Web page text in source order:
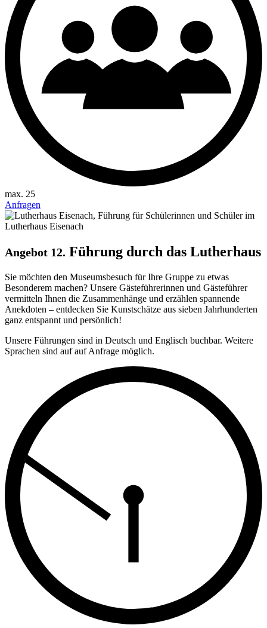
max. 25
Anfragen
Angebot 12. Führung durch das Lutherhaus
Sie möchten den Museumsbesuch für Ihre Gruppe zu etwas
Besonderem machen? Unsere Gästeführerinnen und Gästeführer
vermitteln Ihnen die Zusammenhänge und erzählen spannende
Anekdoten – entdecken Sie Kunstschätze aus sieben Jahrhunderten
ganz entspannt und persönlich!
Unsere Führungen sind in Deutsch und Englisch buchbar. Weitere
Sprachen sind auf auf Anfrage möglich.